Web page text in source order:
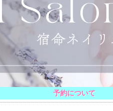
予約について